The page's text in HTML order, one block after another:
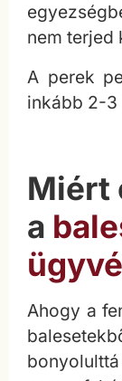
nem terjed
A perek
inkább 2-3
Miért
a
Ahogy a